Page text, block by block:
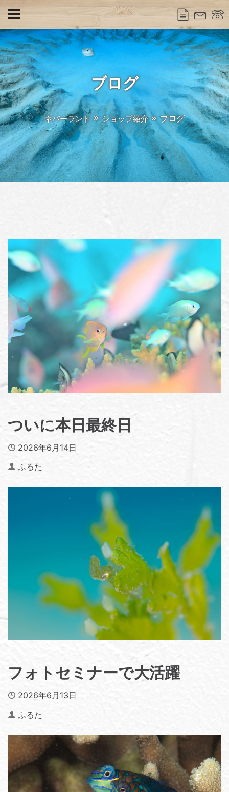
ブログ
ネバーランド ショップ紹介 ブログ
ついに本日最終日
Published
2026年6月14日
Author
ふるた
フォトセミナーで大活躍
Published
2026年6月13日
Author
ふるた